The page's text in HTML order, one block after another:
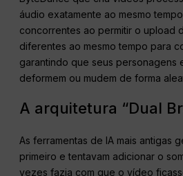
áudio exatamente ao mesmo
concorrentes ao permitir o upload
diferentes ao mesmo tempo para
garantindo que seus personagens
deformem ou mudem de forma
A arquitetura “Dual
As ferramentas de IA mais antigas
primeiro e tentavam adicionar o
vezes fazia com que o vídeo